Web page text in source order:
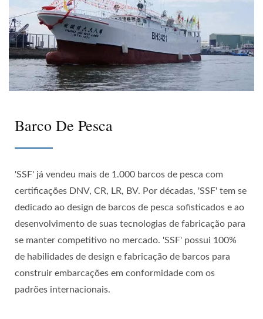
Barco De Pesca
'SSF' já vendeu mais de 1.000 barcos de pesca com
certificações DNV, CR, LR, BV. Por décadas, 'SSF' tem se
dedicado ao design de barcos de pesca sofisticados e ao
desenvolvimento de suas tecnologias de fabricação para
se manter competitivo no mercado. 'SSF' possui 100%
de habilidades de design e fabricação de barcos para
construir embarcações em conformidade com os
padrões internacionais.